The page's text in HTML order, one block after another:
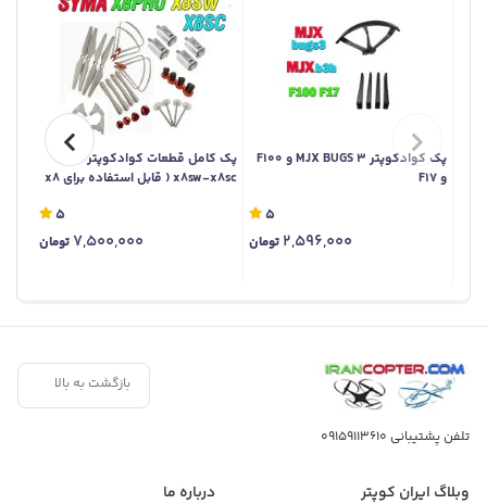
پک کوادکوپتر MJX BUGS 3 و F100
و F17
5
2,596,000 تومان
پک کامل قطعات کوادکوپتر سایما
x8sw-x8sc ( قابل استفاده برای x8
5
7,500,000تومان
بازگشت به بالا
تلفن پشتیبانی 09159113610
وبلاگ ایران کوپتر درباره ما